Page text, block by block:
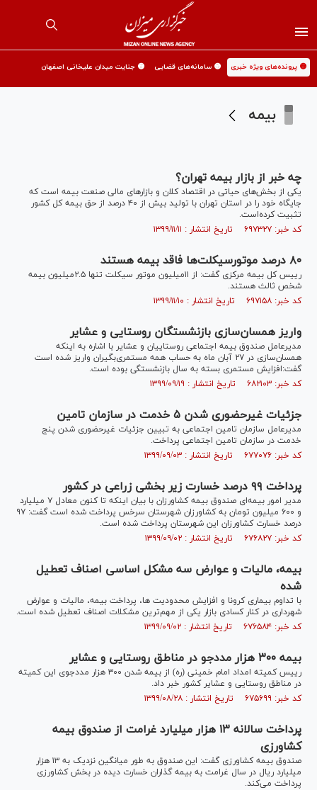
🟡 پرونده‌های ویژه خبری 🟡 سامانه‌های قضایی 🟡 جنایت میدان علیخانی اصفهان
بیمه
چه خبر از بازار بیمه تهران؟
یکی از بخش‌های حیاتی در اقتصاد کلان و بازار‌های مالی صنعت بیمه است که
جایگاه خود را در استان تهران با تولید بیش از ۴۰ درصد از حق بیمه کل کشور
تثبیت کرده‌است.
کد خبر: ۶۹۷۳۲۷ تاریخ انتشار : ۱۳۹۹/۱۱/۱۱
۸۰ درصد موتورسیکلت‌ها فاقد بیمه هستند
رییس کل بیمه مرکزی گفت: از ۱۱میلیون موتور سیکلت تنها ۲.۵میلیون بیمه
شخص ثالث هستند.
کد خبر: ۶۹۷۱۵۸ تاریخ انتشار : ۱۳۹۹/۱۱/۱۰
واریز همسان‌سازی بازنشستگان روستایی و عشایر
مدیرعامل صندوق بیمه اجتماعی روستاییان و عشایر با اشاره به اینکه
همسان‌سازی در ۲۷ آبان ماه به حساب همه مستمری‌بگیران واریز شده است
گفت:افزایش مستمری بسته به سال بازنشستگی بوده است.
کد خبر: ۶۸۲۱۰۳ تاریخ انتشار : ۱۳۹۹/۰۹/۱۹
جزئیات غیرحضوری شدن ۵ خدمت در سازمان تامین
مدیرعامل سازمان تامین اجتماعی به تبیین جزئیات غیرحضوری شدن پنج
خدمت در سازمان تامین اجتماعی پرداخت.
کد خبر: ۶۷۷۰۷۶ تاریخ انتشار : ۱۳۹۹/۰۹/۰۳
پرداخت ۹۹ درصد خسارت زیر بخشی زراعی در کشور
مدیر امور بیمه‌ای صندوق بیمه کشاورزان با بیان اینکه تا کنون معادل ۷ میلیارد
و ۶۰۰ میلیون تومان به کشاورزان شهرستان سرخس پرداخت شده است گفت: ۹۷
درصد خسارت کشاورزان این شهرستان پرداخت شده است.
کد خبر: ۶۷۶۸۲۷ تاریخ انتشار : ۱۳۹۹/۰۹/۰۲
بیمه، مالیات و عوارض سه مشکل اساسی اصناف تعطیل
شده
با تداوم بیماری کرونا و افزایش محدودیت ها، پرداخت بیمه، مالیات و عوارض
شهرداری در کنار کسادی بازار یکی از مهم‌ترین مشکلات اصناف تعطیل شده است.
کد خبر: ۶۷۶۵۸۴ تاریخ انتشار : ۱۳۹۹/۰۹/۰۲
بیمه ۳۰۰ هزار مددجو در مناطق روستایی و عشایر
رییس کمیته امداد امام خمینی (ره) از بیمه شدن ۳۰۰ هزار مددجوی این کمیته
در مناطق روستایی و عشایر کشور خبر داد.
کد خبر: ۶۷۵۶۹۹ تاریخ انتشار : ۱۳۹۹/۰۸/۲۸
پرداخت سالانه ۱۳ هزار میلیارد غرامت از صندوق بیمه
کشاورزی
صندوق بیمه کشاورزی گفت: این صندوق به طور میانگین نزدیک به ۱۳ هزار
میلیارد ریال در سال غرامت به بیمه گذاران خسارت دیده در بخش کشاورزی
پرداخت می‌کند.